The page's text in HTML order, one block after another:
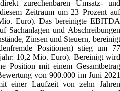
zurechenbaren Umsatz- und
Zeitraum um 23 Prozent auf
Euro). Das bereinigte EBITDA
Sachanlagen und Abschreibungen
Zinsen und Steuern, bereinigt
Positionen) stieg um 77
10,2 Mio. Euro). Bereinigt wird
Position mit einem Gesamtbetrag
von 900.000 im Juni 2021
einer Laufzeit von zehn Jahren